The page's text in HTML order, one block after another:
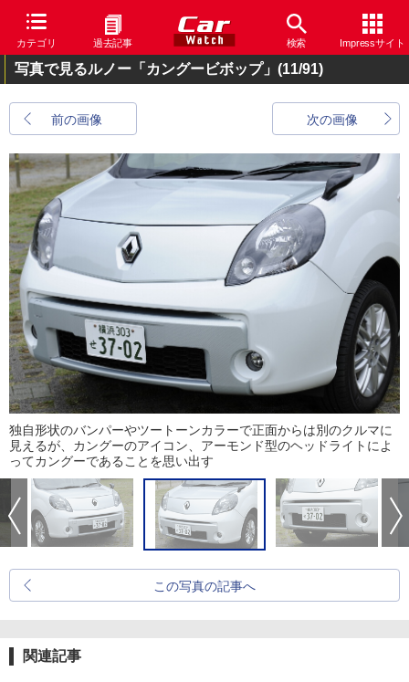
カテゴリ 過去記事 検索 Impressサイト
写真で見るルノー「カングービボップ」 (11/91)
前の画像 次の画像
独自形状のバンパーやツートーンカラーで正面からは別のクルマに
見えるが、カングーのアイコン、アーモンド型のヘッドライトによ
ってカングーであることを思い出す
この写真の記事へ
関連記事